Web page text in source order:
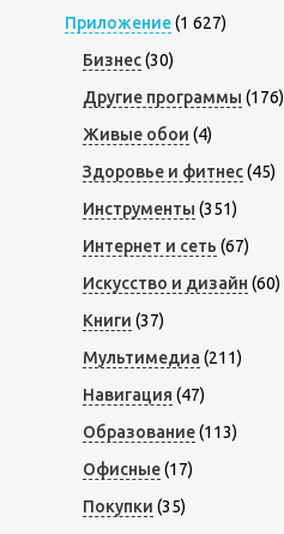
Приложение(1 627)
Бизнес(30)
Другие программы (176)
Живые обои (4)
Здоровье и фитнес(45)
Инструменты (351)
Интернет и сеть (67)
Искусство и дизайн (60)
Книги (37)
Мультимедиа (211)
Навигация (47)
Образование(113)
Офисные(17)
Покупки (35)